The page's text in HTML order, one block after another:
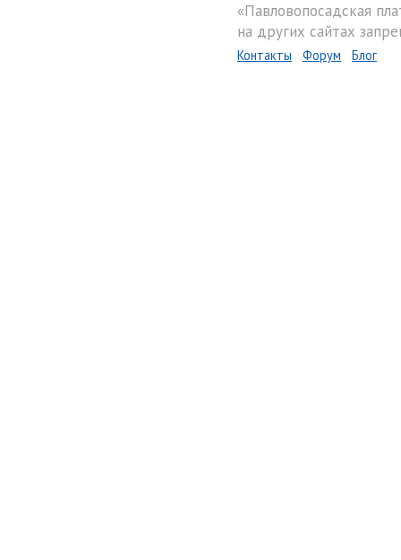
«Павловопосадская
на других сайтах
Контакты Форум Блог